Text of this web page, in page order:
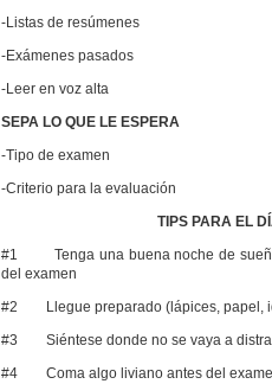
-Listas de resúmenes
-Exámenes pasados
-Leer en voz alta
SEPA LO QUE LE ESPERA
-Tipo de examen
-Criterio para la evaluación
TIPS PARA EL
#1 Tenga una buena noche de
del examen
#2 Llegue preparado (lápices, papel,
#3 Siéntese donde no se vaya a
#4 Coma algo liviano antes del